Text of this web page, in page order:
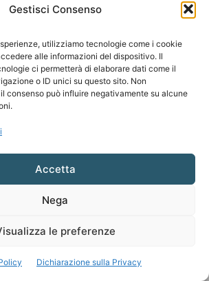
Gestisci Consenso
utilizziamo tecnologie come i cookie
alle informazioni del dispositivo. Il
ci permetterà di elaborare dati come il
o ID unici su questo sito. Non
consenso può influire negativamente su alcune
Accetta
Nega
le preferenze
Dichiarazione sulla Privacy
coelumastro@coelum.com
SEGUICI